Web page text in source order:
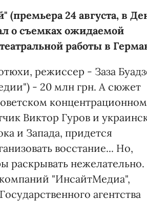
24 августа, в
о съемках ожидаемой
работы в
режиссер - Заза
- 20 млн грн. А сюжет
концентрационном
Виктор Гуров и
и Запада, придется
восстание... Но,
раскрывать нежелательно.
"ИнсайтМедиа",
агентства